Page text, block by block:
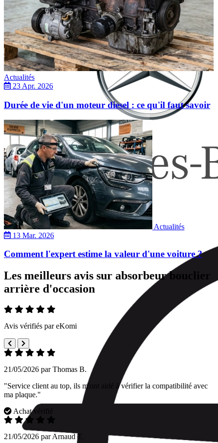
Mercedes
Actualités
23 Apr. 2026
Durée de vie d'un moteur diesel : ce qu'il faut savoir
Actualités
13 Mar. 2026
Comment l'expert estime la valeur d'une voiture ?
Les meilleurs avis sur absorbeur bouclier
arrière d'occasion
Avis vérifiés par eKomi
21/05/2026 par Thomas B.
"Service client au top, ils m'ont aidé à vérifier la compatibilité avec
ma plaque."
Achat vérifié
21/05/2026 par Arnaud T.